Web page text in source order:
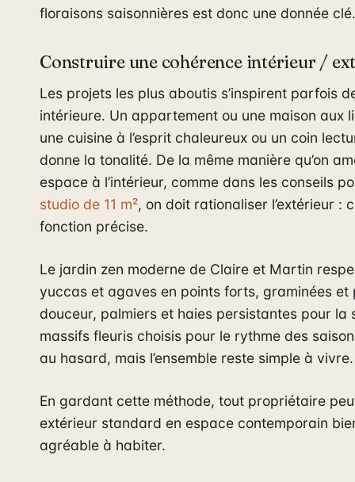
floraisons saisonnières est donc une donnée clé.
Construire une cohérence intérieur /
Les projets les plus aboutis s’inspirent parfois
intérieure. Un appartement ou une maison aux
une cuisine à l’esprit chaleureux ou un coin
donne la tonalité. De la même manière qu’on
espace à l’intérieur, comme dans les conseils
studio de 11 m², on doit rationaliser l’extérieur :
fonction précise.
Le jardin zen moderne de Claire et Martin
yuccas et agaves en points forts, graminées et
douceur, palmiers et haies persistantes pour la
massifs fleuris choisis pour le rythme des
au hasard, mais l’ensemble reste simple à vivre.
En gardant cette méthode, tout propriétaire
extérieur standard en espace contemporain
agréable à habiter.